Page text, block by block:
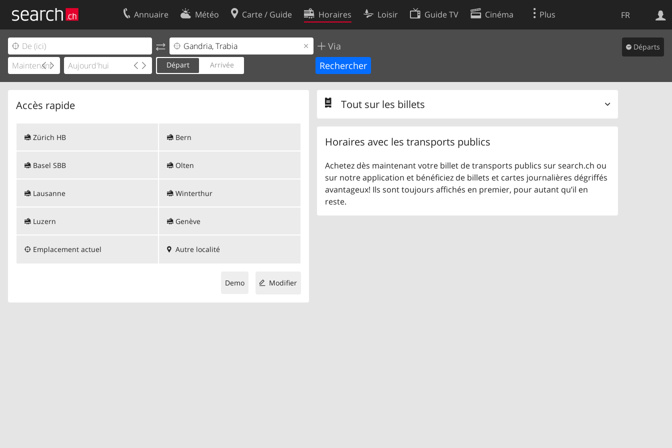
FR
Annuaire Météo Carte / Guide Horaires Loisir Guide TV Cinéma Plus
Via
Départ Arrivée
Départs
Accès rapide
Zürich HB
Basel SBB
Lausanne
Luzern
Bern
Olten
Winterthur
Genève
Emplacement actuel Autre localité
Modifier
Demo
Tout sur les billets
Horaires avec les transports publics
Achetez dès maintenant votre billet de transports publics sur search.ch ou
sur notre application et bénéficiez de billets et cartes journalières dégriffés
avantageux! Ils sont toujours affichés en premier, pour autant qu’il en
reste.
Votre inscription
Centre clients
Contact
Conditions d’utilisation
Préférences de cookies